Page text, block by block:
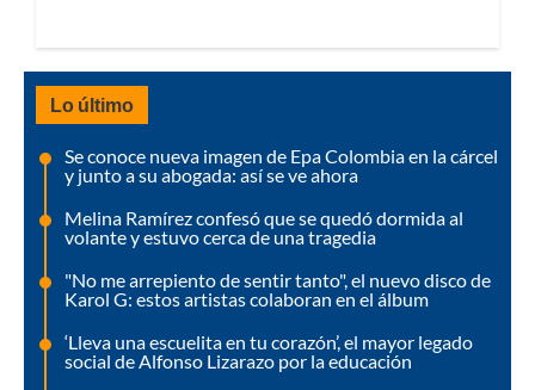
Lo último
Se conoce nueva imagen de Epa Colombia en la cárcel
y junto a su abogada: así se ve ahora
Melina Ramírez confesó que se quedó dormida al
volante y estuvo cerca de una tragedia
"No me arrepiento de sentir tanto", el nuevo disco de
Karol G: estos artistas colaboran en el álbum
‘Lleva una escuelita en tu corazón’, el mayor legado
social de Alfonso Lizarazo por la educación